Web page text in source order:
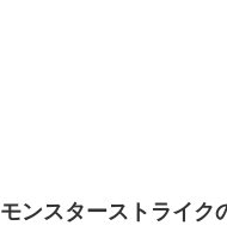
モンスターストライク